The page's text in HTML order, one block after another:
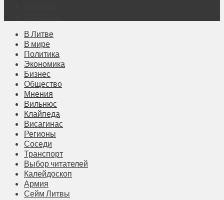
В Литве
В мире
Политика
Экономика
Бизнес
Общество
Мнения
Вильнюс
Клайпеда
Висагинас
Регионы
Соседи
Транспорт
Выбор читателей
Калейдоскоп
Армия
Сейм Литвы